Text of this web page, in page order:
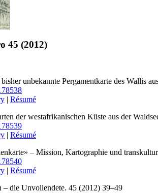
45 (2012)
unbekannte Pergamentkarte des Wallis
| Résumé
der westafrikanischen Küste aus der
| Résumé
– Mission, Kartographie und
| Résumé
– die Unvollendete. 45 (2012) 39–49